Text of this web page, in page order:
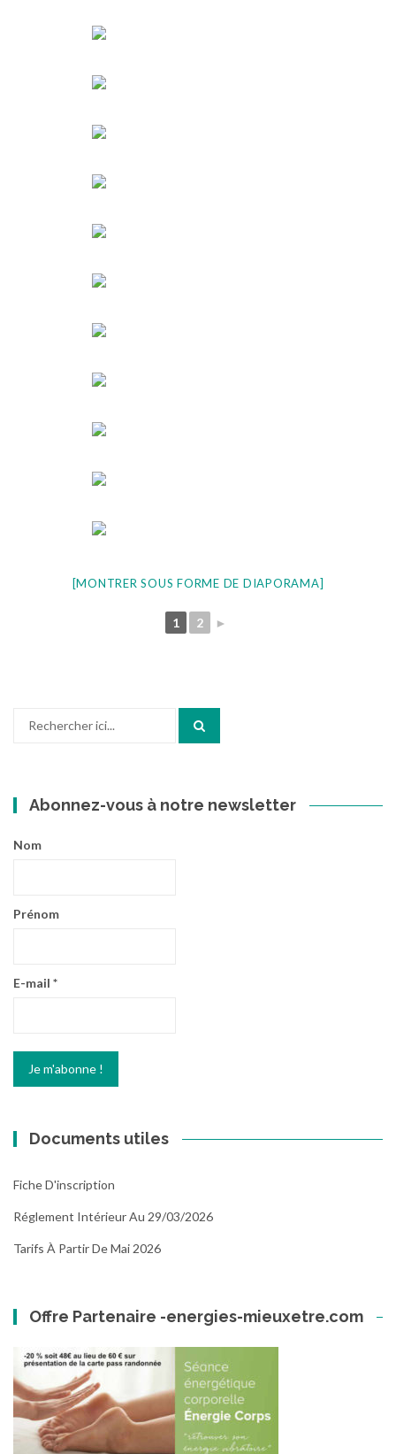
[MONTRER SOUS FORME DE DIAPORAMA]
1 2 ►
Abonnez-vous à notre newsletter
Nom
Prénom
E-mail *
Documents utiles
Fiche D'inscription
Réglement Intérieur Au 29/03/2026
Tarifs À Partir De Mai 2026
Offre Partenaire -energies-mieuxetre.com